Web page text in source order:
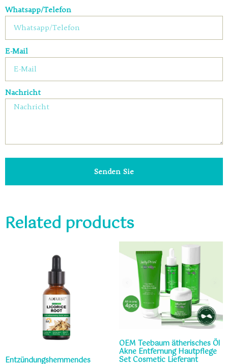
Whatsapp/Telefon
E-Mail
Nachricht
Senden Sie
Related products
Entzündungshemmendes
OEM Teebaum ätherisches Öl
Akne Entfernung Hautpflege
Set Cosmetic Lieferant